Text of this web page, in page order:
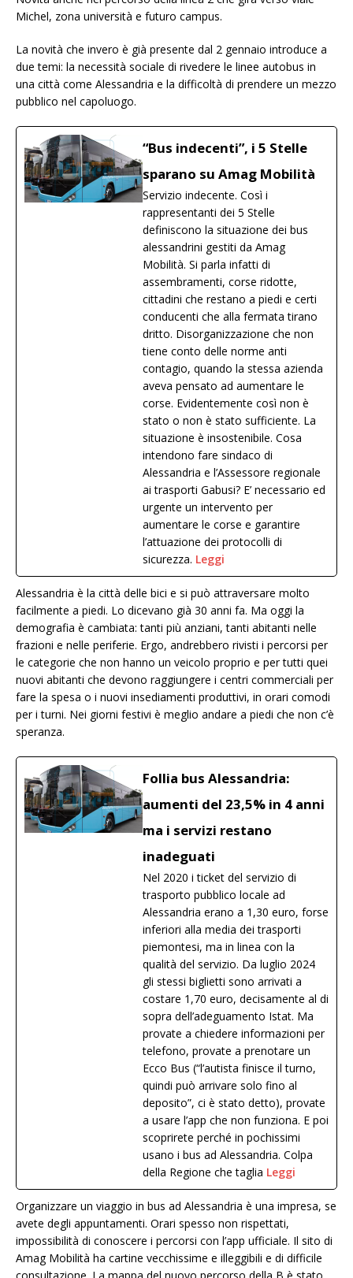
Michel, zona università e futuro campus.
La novità che invero è già presente dal 2 gennaio introduce a
due temi: la necessità sociale di rivedere le linee autobus in
una città come Alessandria e la difficoltà di prendere un mezzo
pubblico nel capoluogo.
“Bus indecenti”, i 5 Stelle
sparano su Amag Mobilità
Servizio indecente. Così i
rappresentanti dei 5 Stelle
definiscono la situazione dei bus
alessandrini gestiti da Amag
Mobilità. Si parla infatti di
assembramenti, corse ridotte,
cittadini che restano a piedi e certi
conducenti che alla fermata tirano
dritto. Disorganizzazione che non
tiene conto delle norme anti
contagio, quando la stessa azienda
aveva pensato ad aumentare le
corse. Evidentemente così non è
stato o non è stato sufficiente. La
situazione è insostenibile. Cosa
intendono fare sindaco di
Alessandria e l’Assessore regionale
ai trasporti Gabusi? E’ necessario ed
urgente un intervento per
aumentare le corse e garantire
l’attuazione dei protocolli di
sicurezza. Leggi
Alessandria è la città delle bici e si può attraversare molto
facilmente a piedi. Lo dicevano già 30 anni fa. Ma oggi la
demografia è cambiata: tanti più anziani, tanti abitanti nelle
frazioni e nelle periferie. Ergo, andrebbero rivisti i percorsi per
le categorie che non hanno un veicolo proprio e per tutti quei
nuovi abitanti che devono raggiungere i centri commerciali per
fare la spesa o i nuovi insediamenti produttivi, in orari comodi
per i turni. Nei giorni festivi è meglio andare a piedi che non c’è
speranza.
Follia bus Alessandria:
aumenti del 23,5% in 4 anni
ma i servizi restano
inadeguati
Nel 2020 i ticket del servizio di
trasporto pubblico locale ad
Alessandria erano a 1,30 euro, forse
inferiori alla media dei trasporti
piemontesi, ma in linea con la
qualità del servizio. Da luglio 2024
gli stessi biglietti sono arrivati a
costare 1,70 euro, decisamente al di
sopra dell’adeguamento Istat. Ma
provate a chiedere informazioni per
telefono, provate a prenotare un
Ecco Bus (“l’autista finisce il turno,
quindi può arrivare solo fino al
deposito”, ci è stato detto), provate
a usare l’app che non funziona. E poi
scoprirete perché in pochissimi
usano i bus ad Alessandria. Colpa
della Regione che taglia Leggi
Organizzare un viaggio in bus ad Alessandria è una impresa, se
avete degli appuntamenti. Orari spesso non rispettati,
impossibilità di conoscere i percorsi con l’app ufficiale. Il sito di
Amag Mobilità ha cartine vecchissime e illeggibili e di difficile